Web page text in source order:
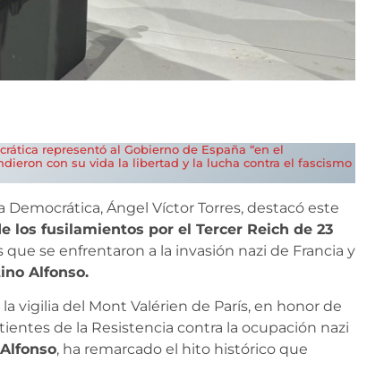
representó al Gobierno de España “en el
con su vida la libertad y la lucha contra el fascismo
Ángel Víctor Torres, destacó este
los fusilamientos por el Tercer Reich de 23
se enfrentaron a la invasión nazi de Francia y
Alfonso.
vigilia del Mont Valérien de París, en honor de
de la Resistencia contra la ocupación nazi
, ha remarcado el hito histórico que